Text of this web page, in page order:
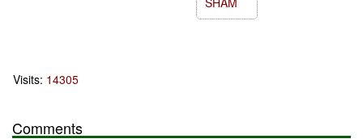
Visits: 14305
Comments